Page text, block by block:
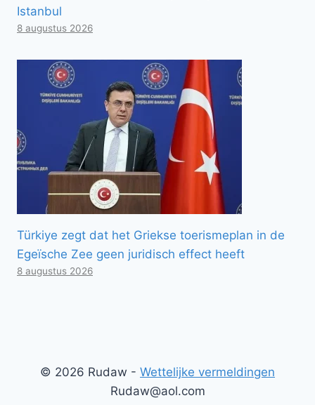
Istanbul
8 augustus 2026
Türkiye zegt dat het Griekse toerismeplan in de
Egeïsche Zee geen juridisch effect heeft
8 augustus 2026
© 2026 Rudaw - Wettelijke vermeldingen
Rudaw@aol.com